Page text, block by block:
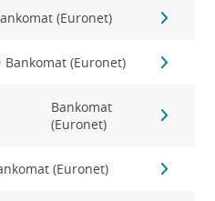
(Euronet)
Bankomat (Euronet)
Bankomat
(Euronet)
(Euronet)